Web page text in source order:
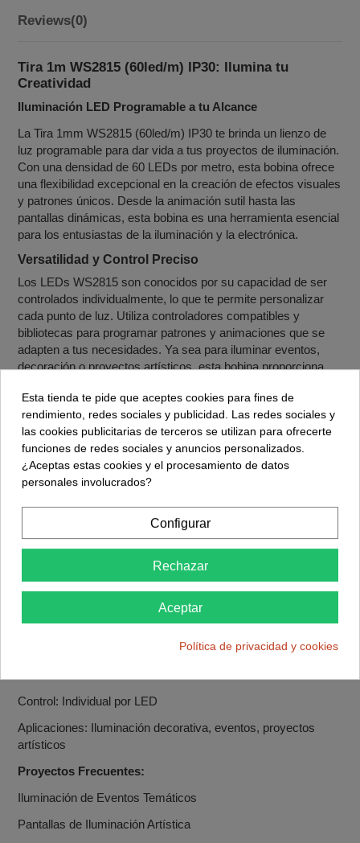
Reviews(0)
Tira 1m WS2815 (60led/m) IP30: Ilumina tu
Creatividad
Iluminación LED Programable a tu Alcance
La Tira 1mm WS2815 (60led/m) IP30 te brinda un lienzo de
luz programable para dar vida a tus proyectos de iluminación.
Con una densidad de 60 LEDs por metro, esta bobina ofrece
una flexibilidad excepcional en la creación de efectos visuales
y patrones únicos. Desde la animación sutil hasta las
pantallas dinámicas, esta bobina es una herramienta esencial
para los entusiastas de la iluminación y la electrónica.
Versatilidad y Control Preciso
Los LEDs WS2815 son conocidos por su capacidad de ser
controlados individualmente, lo que te permite personalizar
cada punto de luz. Utiliza controladores compatibles y
bibliotecas para programar patrones y animaciones que se
adapten a tus necesidades. Ya sea para iluminar eventos,
decoración o proyectos artísticos, esta bobina proporciona
Calidad de Construcción y Protección
LaTira 1m WS2815 (60led/m) IP30está diseñada para la
durabilidad y la protección. Con clasificación IP30, está
protegida contra el polvo y objetos pequeños. Su
construcción sólida garantiza una vida útil prolongada,
Ficha Técnica:
Alimentación: 12Vdc
Densidad: 60 LEDs por metro
Control: Individual por LED
Aplicaciones: Iluminación decorativa, eventos, proyectos
artísticos
Proyectos Frecuentes:
Iluminación de Eventos Temáticos
Pantallas de Iluminación Artística
Esta tienda te pide que aceptes cookies para fines de
rendimiento, redes sociales y publicidad. Las redes sociales y
las cookies publicitarias de terceros se utilizan para ofrecerte
funciones de redes sociales y anuncios personalizados.
¿Aceptas estas cookies y el procesamiento de datos
personales involucrados?
Configurar
Rechazar
Aceptar
Política de privacidad y cookies